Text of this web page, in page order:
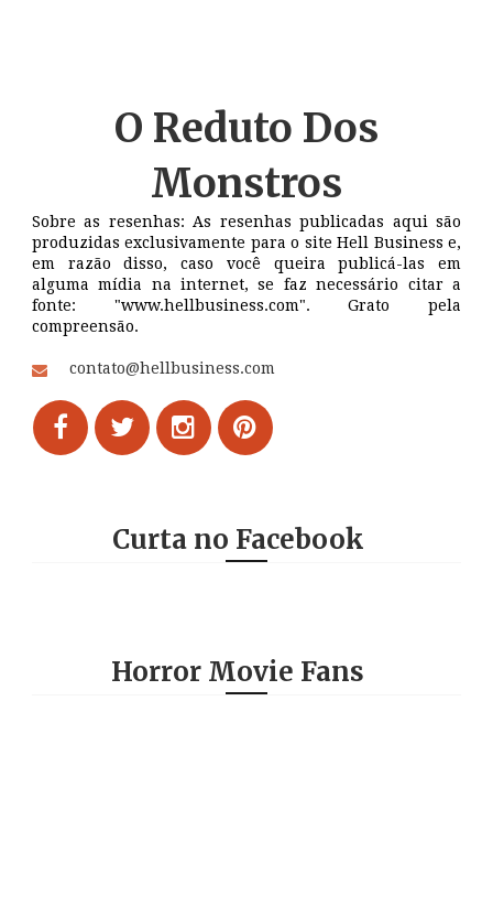
O Reduto Dos
Monstros
Sobre as resenhas: As resenhas publicadas aqui são
produzidas exclusivamente para o site Hell Business e,
em razão disso, caso você queira publicá-las em
alguma mídia na internet, se faz necessário citar a
fonte: "www.hellbusiness.com". Grato pela
compreensão.
contato@hellbusiness.com
Curta no Facebook
Horror Movie Fans